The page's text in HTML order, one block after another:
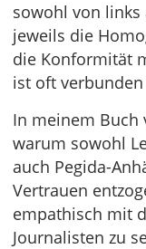
sowohl von links
jeweils die
die Konformität
ist oft
In meinem Buch
warum sowohl
auch Pegida-
Vertrauen
empathisch mit
Journalisten zu